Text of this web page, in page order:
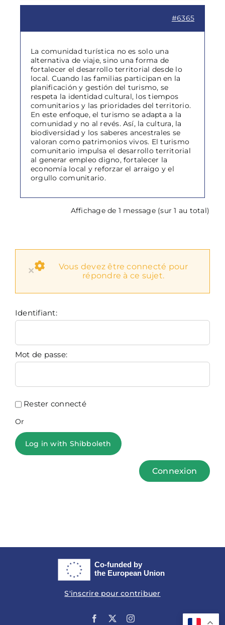
#6365
La comunidad turística no es solo una
alternativa de viaje, sino una forma de
fortalecer el desarrollo territorial desde lo
local. Cuando las familias participan en la
planificación y gestión del turismo, se
respeta la identidad cultural, los tiempos
comunitarios y las prioridades del territorio.
En este enfoque, el turismo se adapta a la
comunidad y no al revés. Así, la cultura, la
biodiversidad y los saberes ancestrales se
valoran como patrimonios vivos. El turismo
comunitario impulsa el desarrollo territorial
al generar empleo digno, fortalecer la
economía local y reforzar el arraigo y el
orgullo comunitario.
Affichage de 1 message (sur 1 au total)
×
Vous devez être connecté pour
répondre à ce sujet.
Identifiant:
Mot de passe:
Rester connecté
Or
Log in with Shibboleth
Connexion
S'inscrire pour contribuer
Facebook Instagram